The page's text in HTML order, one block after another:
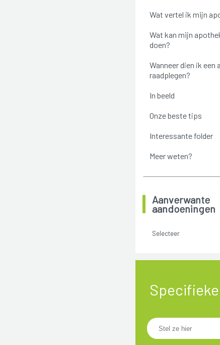
Wat vertel ik mijn
Wat kan mijn
doen?
Wanneer dien ik een
raadplegen?
In beeld
Onze beste tips
Interessante folder
Meer weten?
Aanverwante
aandoeningen
Selecteer